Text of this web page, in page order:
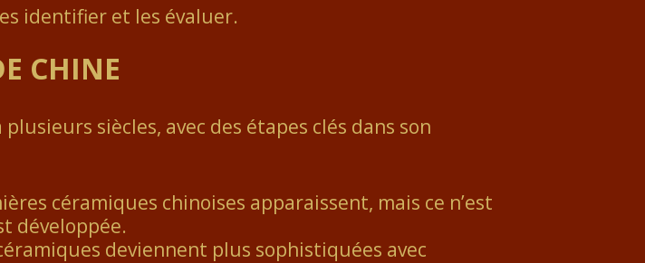
identifier et les évaluer.
CHINE
siècles, avec des étapes clés dans son
céramiques chinoises apparaissent, mais ce n’est
développée.
deviennent plus sophistiquées avec